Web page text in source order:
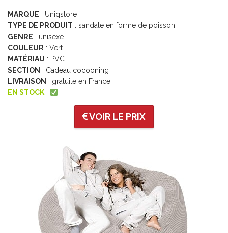
MARQUE : Uniqstore
TYPE DE PRODUIT : sandale en forme de poisson
GENRE : unisexe
COULEUR : Vert
MATÉRIAU : PVC
SECTION : Cadeau cocooning
LIVRAISON : gratuite en France
EN STOCK:
VOIR LE PRIX